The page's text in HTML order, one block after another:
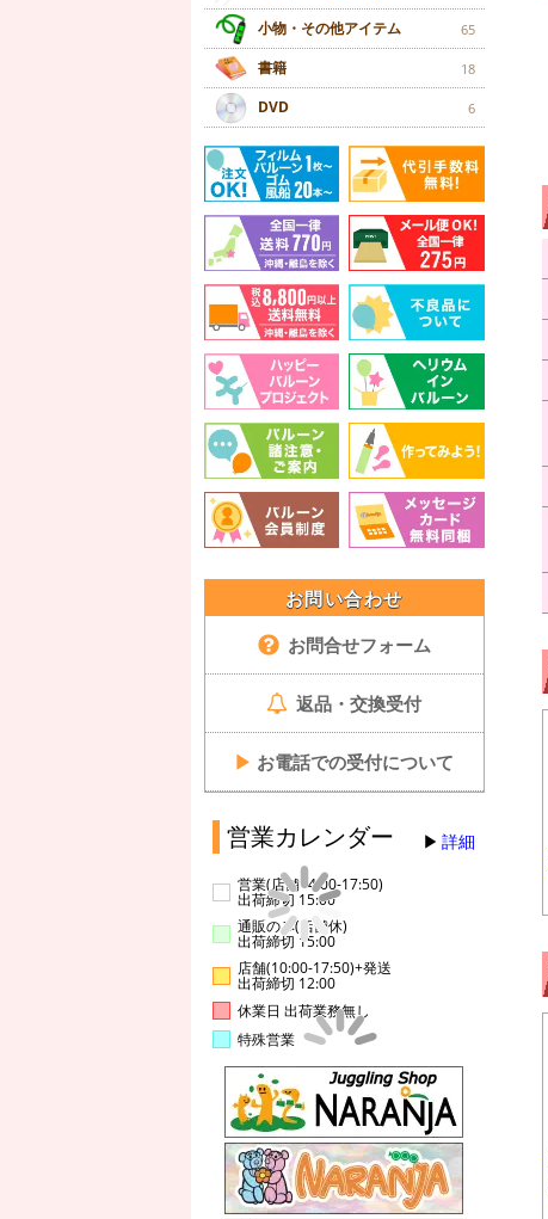
小物・その他アイテム 65
書籍 18
DVD 6
お問い合わせ
お問合せフォーム
返品・交換受付
▶ お電話での受付について
営業カレンダー 詳細
営業(店舗14:00-17:50)
出荷締切 15:00
通販のみ(店舗休)
出荷締切 15:00
店舗(10:00-17:50)+発送
出荷締切 12:00
休業日 出荷業務無し
特殊営業